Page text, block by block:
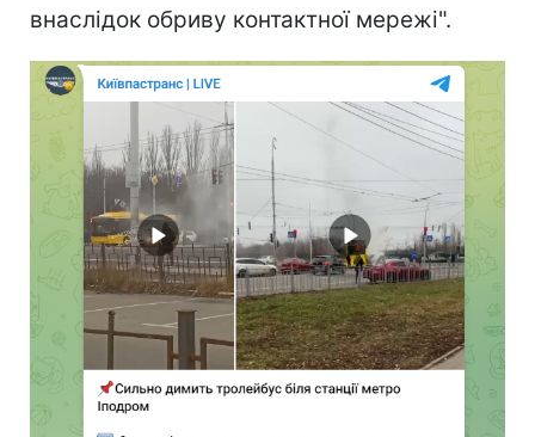
внаслідок обриву контактної мережі".